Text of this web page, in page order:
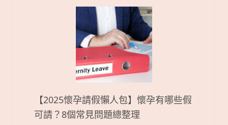
【2025懷孕請假懶人包】懷孕有哪些假
可請？8個常見問題總整理